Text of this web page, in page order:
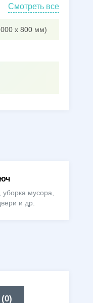
Смотреть все
х 800 мм)
уборка мусора,
и др.